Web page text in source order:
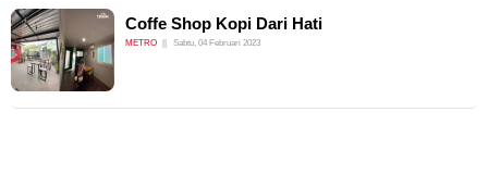
Coffe Shop Kopi Dari Hati
METRO Sabtu, 04 Februari 2023